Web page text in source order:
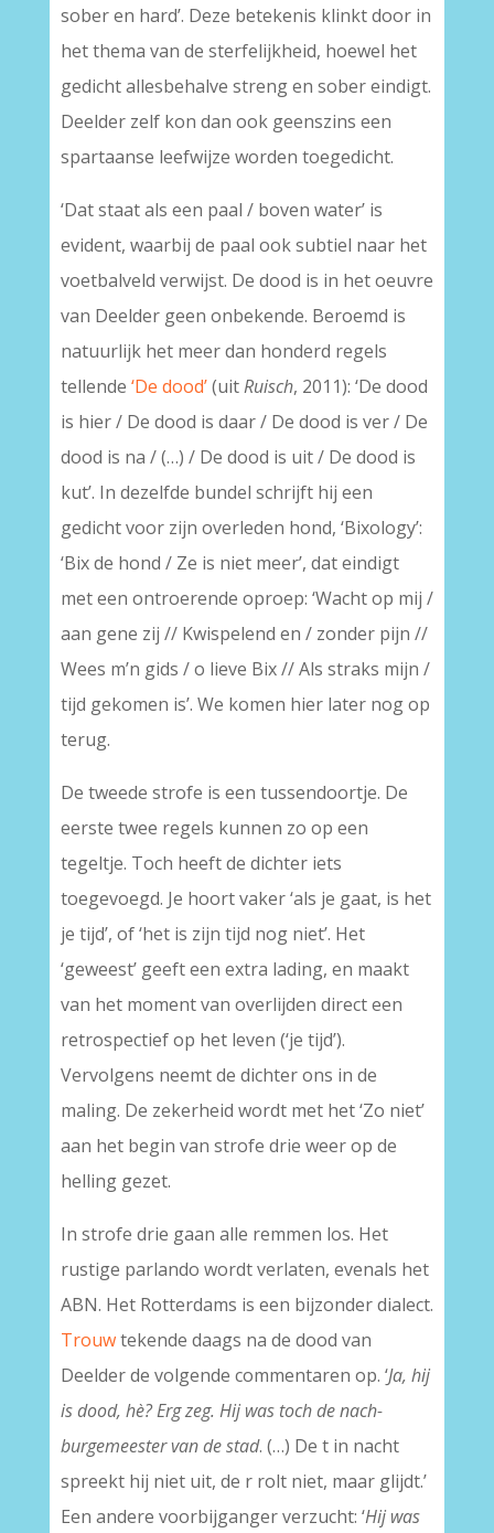
sober en hard’. Deze betekenis klinkt door in
het thema van de sterfelijkheid, hoewel het
gedicht allesbehalve streng en sober eindigt.
Deelder zelf kon dan ook geenszins een
spartaanse leefwijze worden toegedicht.
‘Dat staat als een paal / boven water’ is
evident, waarbij de paal ook subtiel naar het
voetbalveld verwijst. De dood is in het oeuvre
van Deelder geen onbekende. Beroemd is
natuurlijk het meer dan honderd regels
tellende ‘De dood’(uitRuisch, 2011): ‘De dood
is hier / De dood is daar / De dood is ver / De
dood is na / (…) / De dood is uit / De dood is
kut’. In dezelfde bundel schrijft hij een
gedicht voor zijn overleden hond, ‘Bixology’:
‘Bix de hond / Ze is niet meer’, dat eindigt
met een ontroerende oproep: ‘Wacht op mij /
aan gene zij // Kwispelend en / zonder pijn //
Wees m’n gids / o lieve Bix // Als straks mijn /
tijd gekomen is’. We komen hier later nog op
terug.
De tweede strofe is een tussendoortje. De
eerste twee regels kunnen zo op een
tegeltje. Toch heeft de dichter iets
toegevoegd. Je hoort vaker ‘als je gaat, is het
je tijd’, of ‘het is zijn tijd nog niet’. Het
‘geweest’ geeft een extra lading, en maakt
van het moment van overlijden direct een
retrospectief op het leven (‘je tijd’).
Vervolgens neemt de dichter ons in de
maling. De zekerheid wordt met het ‘Zo niet’
aan het begin van strofe drie weer op de
helling gezet.
In strofe drie gaan alle remmen los. Het
rustige parlando wordt verlaten, evenals het
ABN. Het Rotterdams is een bijzonder dialect.
Trouwtekende daags na de dood van
Deelder de volgende commentaren op. ‘Ja, hij
is dood, hè? Erg zeg. Hij was toch de nach-
burgemeester van de stad. (…) De t in nacht
spreekt hij niet uit, de r rolt niet, maar glijdt.’
Een andere voorbijganger verzucht: ‘Hij was